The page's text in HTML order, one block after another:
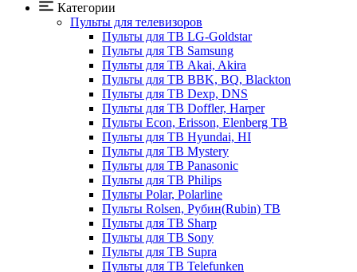
Категории
Пульты для телевизоров
Пульты для ТВ LG-Goldstar
Пульты для ТВ Samsung
Пульты для ТВ Akai, Akira
Пульты для ТВ BBK, BQ, Blackton
Пульты для ТВ Dexp, DNS
Пульты для ТВ Doffler, Harper
Пульты Econ, Erisson, Elenberg ТВ
Пульты для ТВ Hyundai, HI
Пульты для ТВ Mystery
Пульты для ТВ Panasonic
Пульты для ТВ Philips
Пульты Polar, Polarline
Пульты Rolsen, Рубин(Rubin) ТВ
Пульты для ТВ Sharp
Пульты для ТВ Sony
Пульты для ТВ Supra
Пульты для ТВ Telefunken